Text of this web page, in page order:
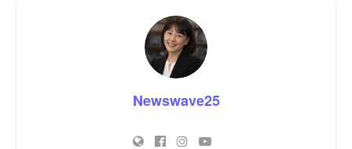
Newswave25